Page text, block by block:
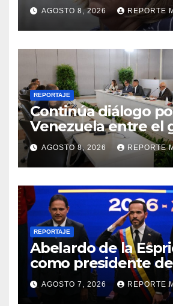
AGOSTO 8, 2026 REPORTE
REPORTAJE
Continúa diálogo
Venezuela entre el
y la oposición
AGOSTO 8, 2026 REPORTE
REPORTAJE
Abelardo de la
como presidente de
Colombia para el
2026-2030
AGOSTO 7, 2026 REPORTE